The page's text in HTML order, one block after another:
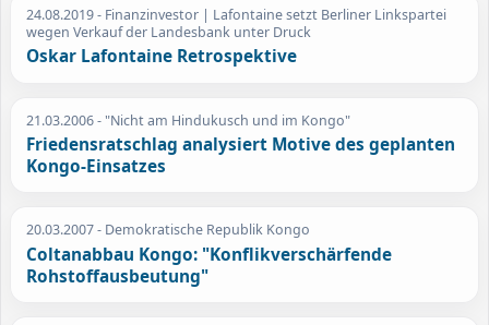
24.08.2019- Finanzinvestor | Lafontaine setzt Berliner Linkspartei
wegen Verkauf der Landesbank unter Druck
Oskar Lafontaine Retrospektive
21.03.2006- "Nicht am Hindukusch und im Kongo"
Friedensratschlag analysiert Motive des geplanten
Kongo-Einsatzes
20.03.2007- Demokratische Republik Kongo
Coltanabbau Kongo: "Konflikverschärfende
Rohstoffausbeutung"